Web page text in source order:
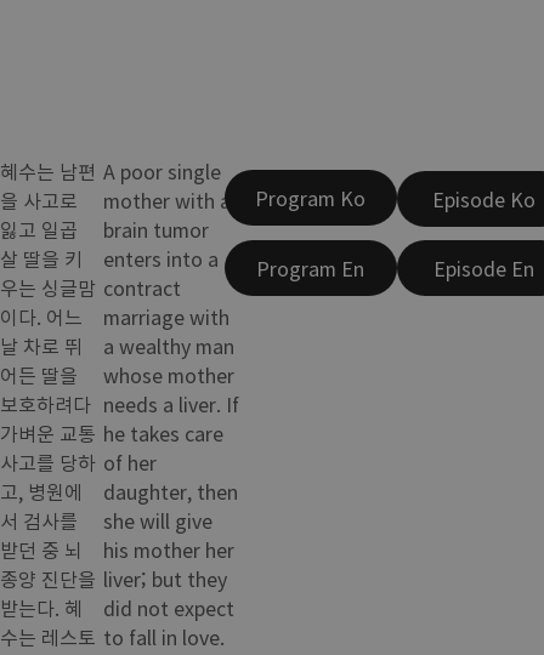
혜수는 남편
을 사고로
잃고 일곱
살 딸을 키
우는 싱글맘
이다. 어느
날 차로 뛰
어든 딸을
보호하려다
가벼운 교통
사고를 당하
고, 병원에
서 검사를
받던 중 뇌
종양 진단을
받는다. 혜
수는 레스토
A poor single
mother with a
brain tumor
enters into a
contract
marriage with
a wealthy man
whose mother
needs a liver. If
he takes care
of her
daughter, then
she will give
his mother her
liver; but they
did not expect
to fall in love.
Program Ko
Program En
Episode Ko
Episode En